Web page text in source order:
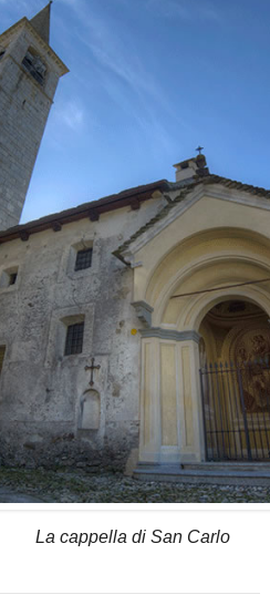
La cappella di San Carlo